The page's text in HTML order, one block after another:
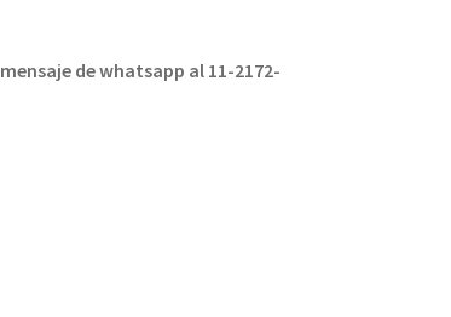
mensaje de whatsapp al 11-2172-